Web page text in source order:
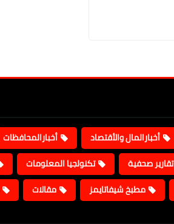
أخبارالمال والأقتصاد أخبارالمحافظات
تقارير صحفية تكنولجيا المعلومات
مطبخ شيفاتايمز مقالات